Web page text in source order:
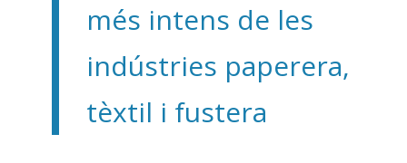
més intens de les
indústries paperera,
tèxtil i fustera